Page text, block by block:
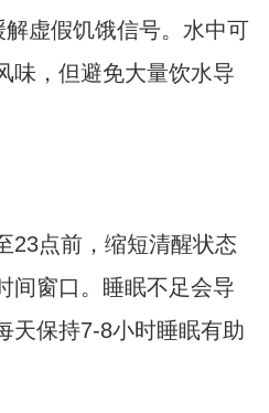
虚假饥饿信号。水中可
味，但避免大量饮水导
23点前，缩短清醒状态
间窗口。睡眠不足会导
天保持7-8小时睡眠有助